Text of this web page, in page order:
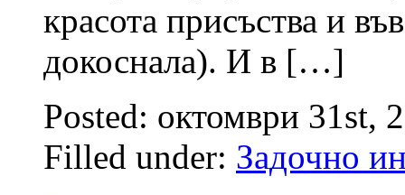
красота присъства и
докоснала). И в […]
Posted: октомври 31st,
Filled under: Задочно